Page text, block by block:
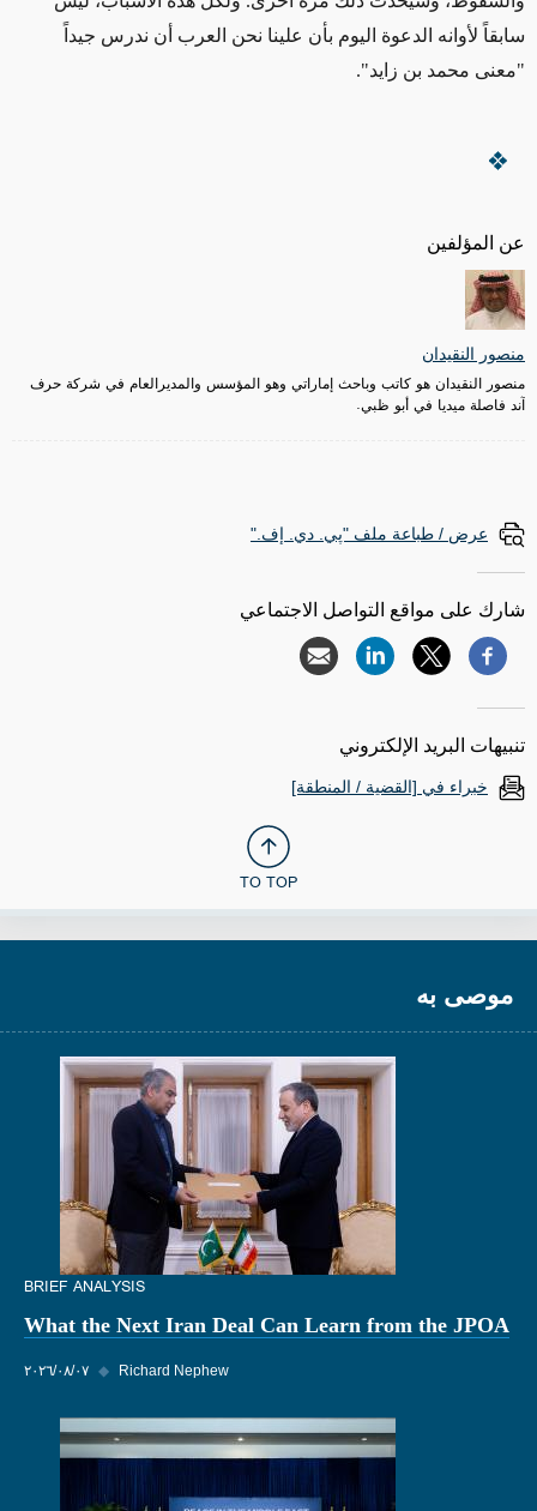
عن المؤلفين
منصور النقيدان
منصور النقيدان هو كاتب وباحث إماراتي وهو المؤسس والمديرالعام في شركة حرف
آند فاصلة ميديا في أبو ظبي.
سابقاً لأوانه الدعوة اليوم بأن علينا نحن العرب أن ندرس جيداً
"معنى محمد بن زايد".
عرض / طباعة ملف "پي. دي. إف."
شارك على مواقع التواصل الاجتماعي
تنبيهات البريد الإلكتروني
خبراء في [القضية / المنطقة]
TO TOP
موصى به
BRIEF ANALYSIS
What the Next Iran Deal Can Learn from the JPOA
٠٧‏/٠٨‏/٢٠٢٦ ◆ Richard Nephew